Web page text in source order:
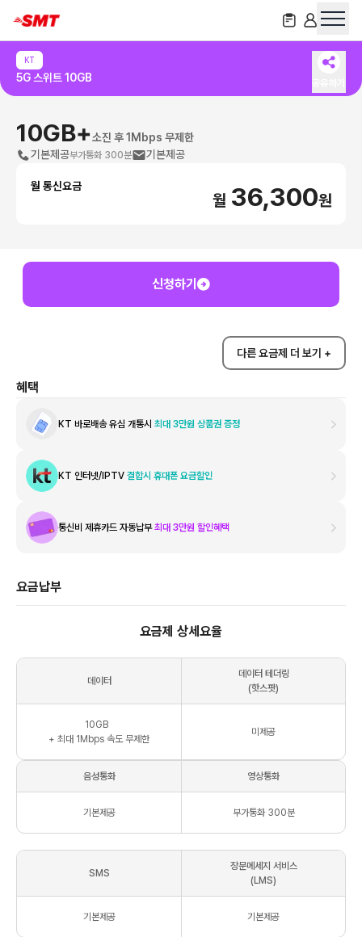
KT
5G 스위트 10GB
10GB+소진 후 1Mbps 무제한
기본제공부가통화 300분 기본제공
월 통신요금
월 36,300원
신청하기
다른 요금제 더 보기 +
혜택
KT 바로배송 유심 개통시 최대 3만원 상품권 증정
KT 인터넷/IPTV 결합시 휴대폰 요금할인
통신비 제휴카드 자동납부최대 3만원 할인혜택
요금납부
요금제 상세요율
데이터
데이터 테더링
(핫스팟)
10GB
+ 최대 1Mbps 속도 무제한
미제공
음성통화 영상통화
기본제공 부가통화 300분
SMS
장문메세지 서비스
(LMS)
기본제공 기본제공